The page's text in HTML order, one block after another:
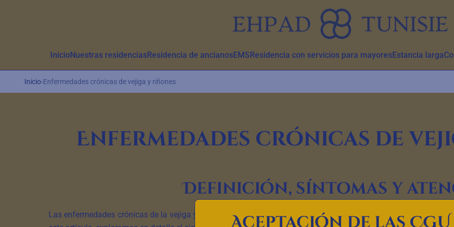
InicioNuestras residenciasResidencia de ancianosEMSResidencia con servicios para mayoresEstancia larga
Inicio›Enfermedades crónicas de vejiga y riñones
Enfermedades crónicas de
Definición, síntomas y
Las enfermedades crónicas de la vejiga y los riñones son afecciones que pueden tener un impacto significativo